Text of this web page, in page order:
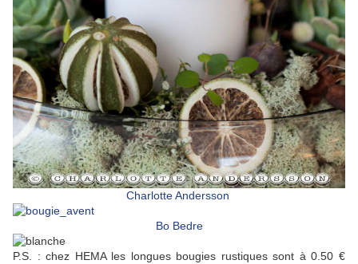
Charlotte Andersson
Bo Bedre
P.S. : chez HEMA les longues bougies rustiques sont à 0.50 €